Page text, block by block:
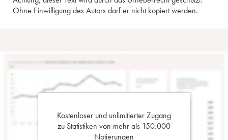
Ohne Einwilligung des Autors darf er nicht kopiert werden.
Kostenloser und unlimitierter Zugang
zu Statistiken von mehr als 150.000
Notierungen